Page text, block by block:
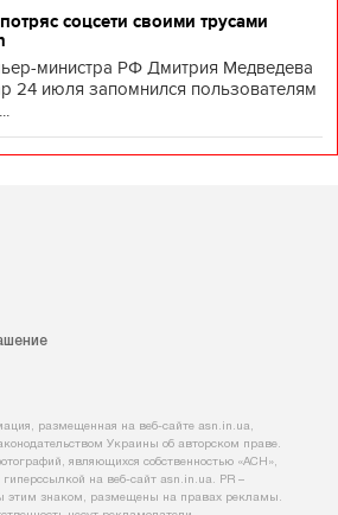
соцсети своими трусами
министра РФ Дмитрия Медведева
24 июля запомнился пользователям
размещенная на веб-сайте asn.in.ua,
Украины об авторском праве.
являющихся собственностью «АСН»,
на веб-сайт asn.іn.ua. PR –
этим знаком, размещены на правах рекламы.